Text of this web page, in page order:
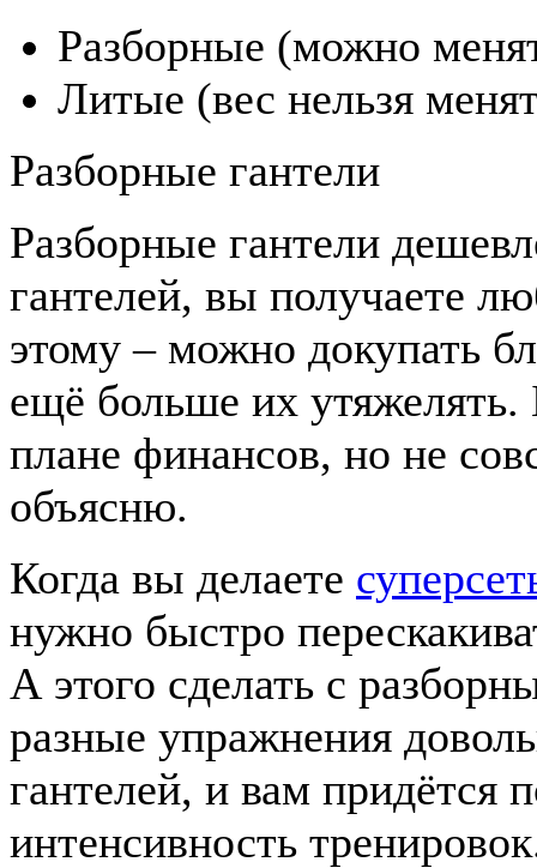
Разборные (можно
Литые (вес нельзя
Разборные гантели
Разборные гантели
гантелей, вы получаете
этому – можно докупать
ещё больше их утяжелять.
плане финансов, но не
объясню.
Когда вы делаете
нужно быстро
А этого сделать с
разные упражнения
гантелей, и вам придётся
интенсивность